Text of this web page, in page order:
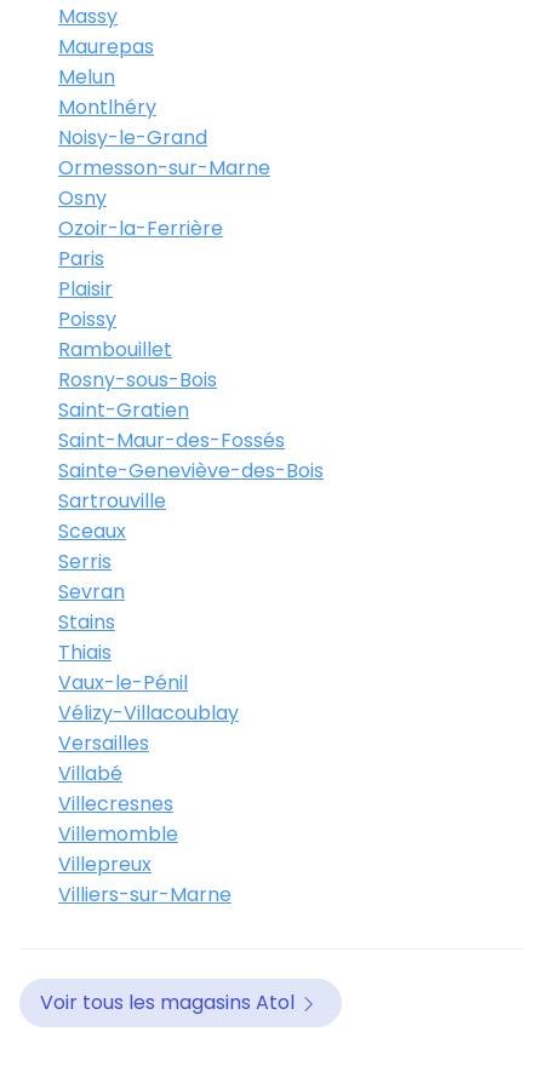
Massy
Maurepas
Melun
Montlhéry
Noisy-le-Grand
Ormesson-sur-Marne
Osny
Ozoir-la-Ferrière
Paris
Plaisir
Poissy
Rambouillet
Rosny-sous-Bois
Saint-Gratien
Saint-Maur-des-Fossés
Sainte-Geneviève-des-Bois
Sartrouville
Sceaux
Serris
Sevran
Stains
Thiais
Vaux-le-Pénil
Vélizy-Villacoublay
Versailles
Villabé
Villecresnes
Villemomble
Villepreux
Villiers-sur-Marne
Voir tous les magasins Atol